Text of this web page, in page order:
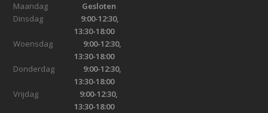
Maandag Gesloten
Dinsdag 9:00-12:30,
13:30-18:00
Woensdag
9:00-12:30,
13:30-18:00
Donderdag 9:00-12:30,
13:30-18:00
Vrijdag 9:00-12:30,
13:30-18:00